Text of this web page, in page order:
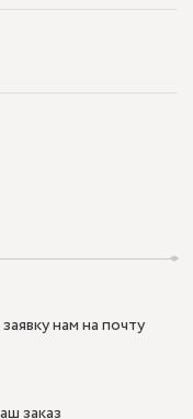
нам на почту
заказ